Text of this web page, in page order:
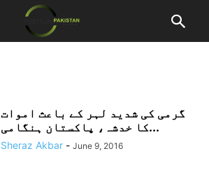
گرمی کی شدید لہر کے باعث اموات
کا خدشہ، پاکستان ہنگامی...
Sheraz Akbar - June 9, 2016